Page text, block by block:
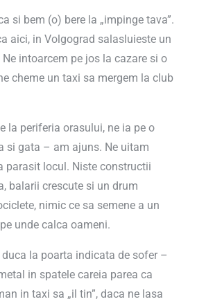
si bem (o) bere la „impinge tava”.
aici, in Volgograd salasluieste un
intoarcem pe jos la cazare si o
cheme un taxi sa mergem la club
la periferia orasului, ne ia pe o
si gata – am ajuns. Ne uitam
parasit locul. Niste constructii
balarii crescute si un drum
nimic ce sa semene a un
unde calca oameni.
la poarta indicata de sofer –
in spatele careia parea ca
in taxi sa „il tin”, daca ne lasa